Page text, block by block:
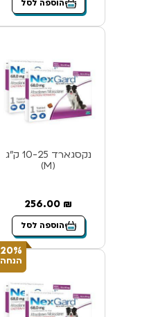
הוספה לסל
נקסגארד 10-25 ק”ג
(M)
256.00 ₪
הוספה לסל
20%
הנחה